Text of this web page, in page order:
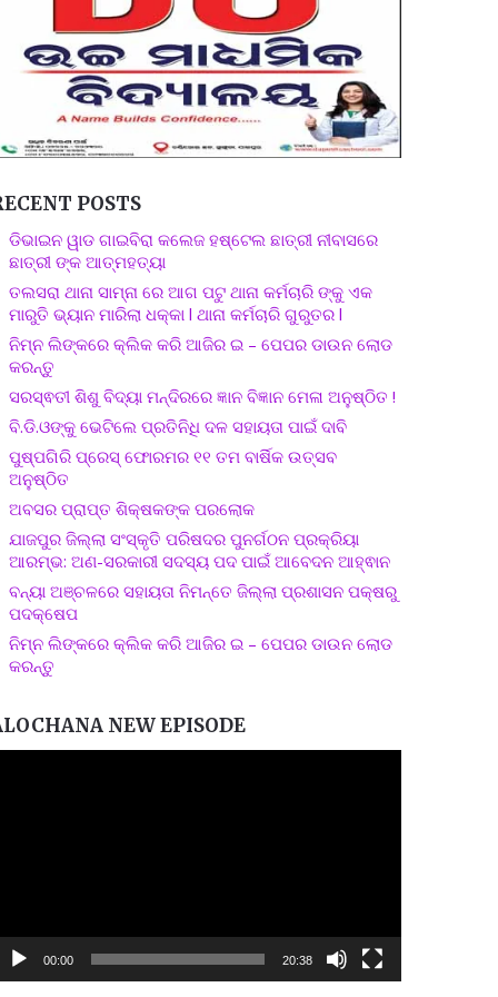
POSTS
ଡିଭାଇନ ୱାଡ ଗାଇବିରା କଲେଜ ହଷ୍ଟେଲ ଛାତ୍ରୀ ନୀବାସରେ
ଛାତ୍ରୀ ଙ୍କ ଆତ୍ମହତ୍ୟା
ତଲସରା ଥାନା ସାମ୍ନା ରେ ଆଗ ପଟୁ ଥାନା କର୍ମଚାରି ଙ୍କୁ ଏକ
ମାରୁତି ଭ୍ୟାନ ମାରିଲା ଧକ୍କା l ଥାନା କର୍ମଚାରି ଗୁରୁତର l
ନିମ୍ନ ଲିଙ୍କରେ କ୍ଲିକ କରି ଆଜିର ଇ – ପେପର ଡାଉନ ଲୋଡ
କରନ୍ତୁ
ସରସ୍ଵତୀ ଶିଶୁ ବିଦ୍ୟା ମନ୍ଦିରରେ ଜ୍ଞାନ ବିଜ୍ଞାନ ମେଳା ଅନୁଷ୍ଠିତ !
ବି.ଡି.ଓଙ୍କୁ ଭେଟିଲେ ପ୍ରତିନିଧି ଦଳ ସହାୟତା ପାଇଁ ଦାବି
ପୁଷ୍ପଗିରି ପ୍ରେସ୍ ଫୋରମର ୧୧ ତମ ବାର୍ଷିକ ଉତ୍ସବ
ଅନୁଷ୍ଠିତ
ଅବସର ପ୍ରାପ୍ତ ଶିକ୍ଷକଙ୍କ ପରଲୋକ
ଯାଜପୁର ଜିଲ୍ଲା ସଂସ୍କୃତି ପରିଷଦର ପୁନର୍ଗଠନ ପ୍ରକ୍ରିୟା
ଆରମ୍ଭ: ଅଣ-ସରକାରୀ ସଦସ୍ୟ ପଦ ପାଇଁ ଆବେଦନ ଆହ୍ଵାନ
ବନ୍ୟା ଅଞ୍ଚଳରେ ସହାୟତା ନିମନ୍ତେ ଜିଲ୍ଲା ପ୍ରଶାସନ ପକ୍ଷରୁ
ପଦକ୍ଷେପ
ନିମ୍ନ ଲିଙ୍କରେ କ୍ଲିକ କରି ଆଜିର ଇ – ପେପର ଡାଉନ ଲୋଡ
କରନ୍ତୁ
NEW EPISODE
00:00 20:38